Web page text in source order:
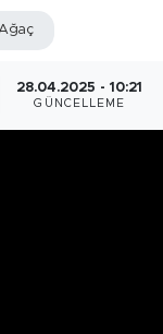
28.04.2025 - 10:21
GÜNCELLEME